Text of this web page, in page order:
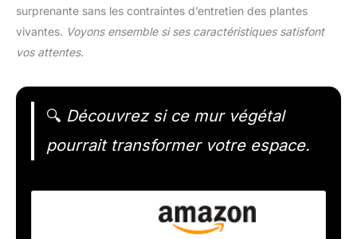
surprenante sans les contraintes d’entretien des plantes
vivantes. Voyons ensemble si ses caractéristiques satisfont
vos attentes.
🔍 Découvrez si ce mur végétal
pourrait transformer votre espace.